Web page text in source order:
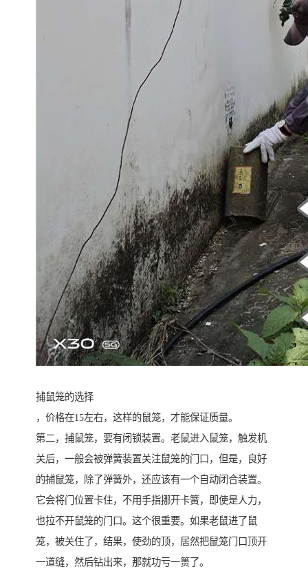
捕鼠笼的选择
，价格在15左右，这样的鼠笼，才能保证质量。
第二，捕鼠笼，要有闭锁装置。老鼠进入鼠笼，触发机
关后，一般会被弹簧装置关注鼠笼的门口，但是，良好
的捕鼠笼，除了弹簧外，还应该有一个自动闭合装置。
它会将门位置卡住，不用手指挪开卡簧，即使是人力，
也拉不开鼠笼的门口。这个很重要。如果老鼠进了鼠
笼，被关住了，结果，使劲的顶，居然把鼠笼门口顶开
一道缝，然后钻出来，那就功亏一篑了。